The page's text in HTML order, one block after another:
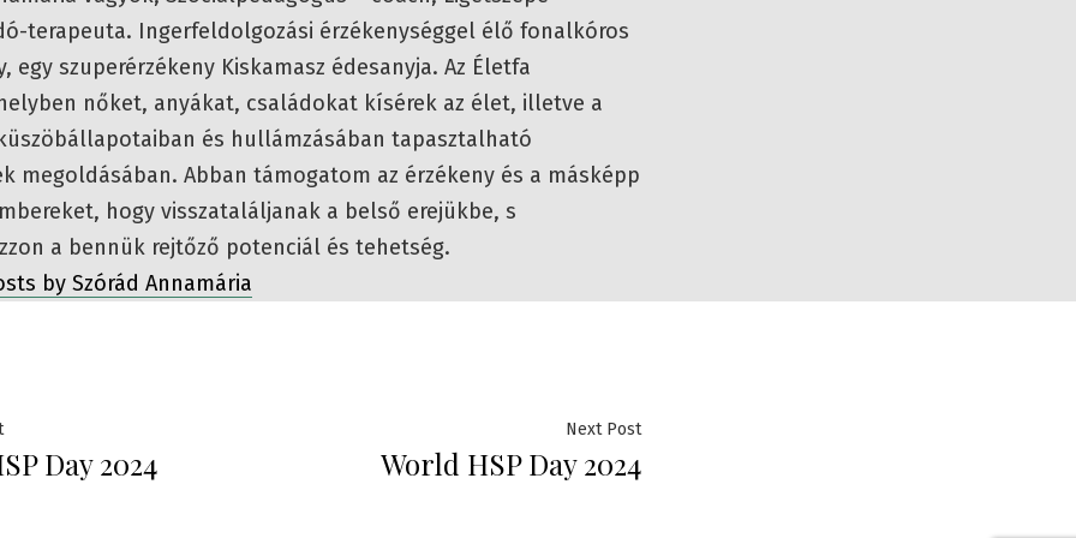
terapeuta. Ingerfeldolgozási érzékenységgel élő fonalkóros
egy szuperérzékeny Kiskamasz édesanyja. Az Életfa
nőket, anyákat, családokat kísérek az élet, illetve a
és hullámzásában tapasztalható
megoldásában. Abban támogatom az érzékeny és a másképp
hogy visszataláljanak a belső erejükbe, s
a bennük rejtőző potenciál és tehetség.
by Szórád Annamária
Previous
post:Day 2024
Next PostNext
World HSP Day 2024